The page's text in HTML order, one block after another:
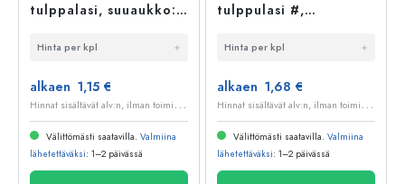
tulppalasi, suuaukko:
Hinta per kpl
alkaen 1,15 €
H
innat sisältävät alv:n, ilman toimituskuluja
Välittömästi saatavilla. Valmiina
lähetettäväksi: 1–2 päivässä
tulppulasi #,
reuna
Hinta per kpl
alkaen 1,68 €
H
innat sisältävät alv:n, ilman toimituskuluja
Välittömästi saatavilla. Valmiina
lähetettäväksi: 1–2 päivässä